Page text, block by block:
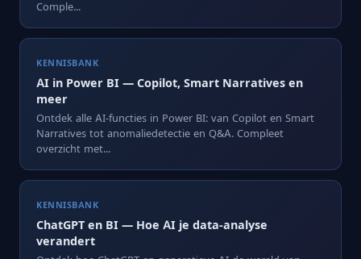
Comple...
KENNISBANK
AI in Power BI — Copilot, Smart Narratives en
meer
Ontdek alle AI-functies in Power BI: van Copilot en Smart
Narratives tot anomaliedetectie en Q&A. Compleet
overzicht met...
KENNISBANK
ChatGPT en BI — Hoe AI je data-analyse
verandert